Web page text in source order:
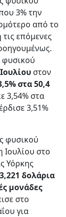
3% την
από το
επόμενες
φυσικού
στον
στα 50,4
3,54% στα
3,51%
φυσικού
στο
Υόρκης
δολάρια
μονάδες
στο
για